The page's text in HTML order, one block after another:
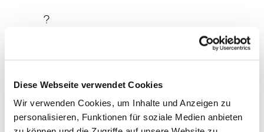
Diese Webseite verwendet Cookies
Wir verwenden Cookies, um Inhalte und Anzeigen zu
personalisieren, Funktionen für soziale Medien anbieten